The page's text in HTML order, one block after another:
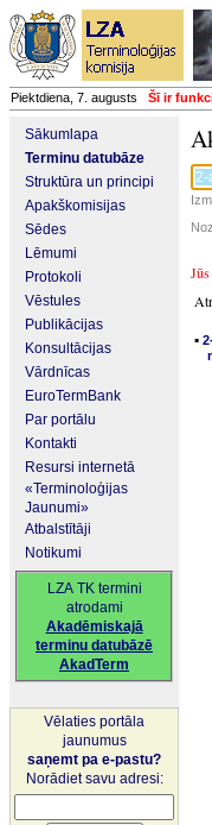
Piektdiena, 7. augusts Šī ir
Sākumlapa
Terminu datubāze
Struktūra un principi
Apakškomisijas
Sēdes
Lēmumi
Protokoli
Vēstules
Publikācijas
Konsultācijas
Vārdnīcas
EuroTermBank
Par portālu
Kontakti
Resursi internetā
«Terminoloģijas
Jaunumi»
Atbalstītāji
Notikumi
LZA TK termini
atrodami
Akadēmiskajā
terminu datubāzē
AkadTerm
Vēlaties portāla
jaunumus
saņemt pa e-pastu?
Norādiet savu adresi:
▪